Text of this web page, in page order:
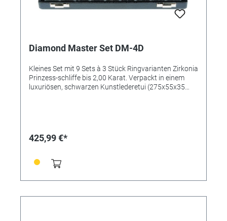
Diamond Master Set DM-4D
Kleines Set mit 9 Sets à 3 Stück Ringvarianten Zirkonia
Prinzess-schliffe bis 2,00 Karat. Verpackt in einem
luxuriösen, schwarzen Kunstlederetui (275x55x35
425,99 €*